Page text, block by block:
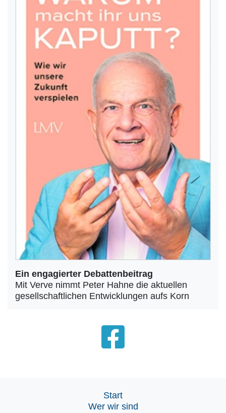
Ein engagierter Debattenbeitrag
Mit Verve nimmt Peter Hahne die aktuellen
gesellschaftlichen Entwicklungen aufs Korn
Start
Wer wir sind